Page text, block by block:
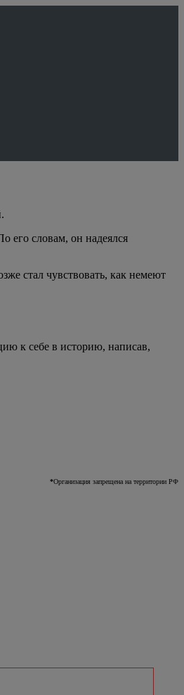
его словам, он надеялся
стал чувствовать, как немеют
к себе в историю, написав,
*Организация запрещена на территории РФ